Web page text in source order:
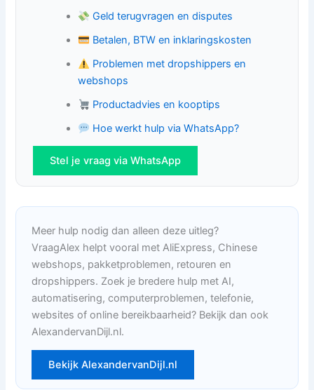
Geld terugvragen en disputes
Betalen, BTW en inklaringskosten
Problemen met dropshippers en
webshops
Productadvies en kooptips
Hoe werkt hulp via WhatsApp?
Stel je vraag via WhatsApp
Meer hulp nodig dan alleen deze uitleg?
VraagAlex helpt vooral met AliExpress, Chinese
webshops, pakketproblemen, retouren en
dropshippers. Zoek je bredere hulp met AI,
automatisering, computerproblemen, telefonie,
websites of online bereikbaarheid? Bekijk dan ook
AlexandervanDijl.nl.
Bekijk AlexandervanDijl.nl